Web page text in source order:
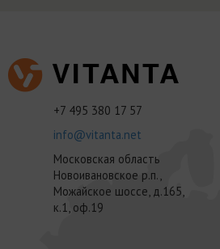
+7 495 380 17 57
info@vitanta.net
Московская область
Новоивановское р.п.,
Можайское шоссе, д.165,
к.1, оф.19